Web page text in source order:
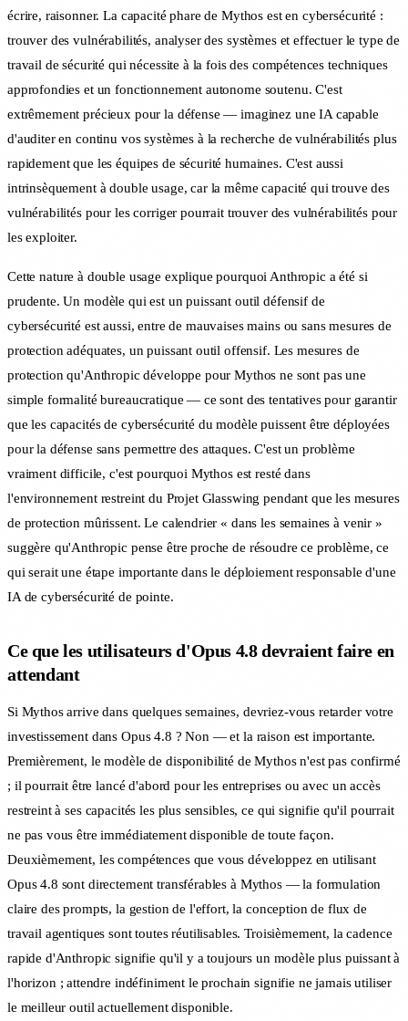
écrire, raisonner. La capacité phare de Mythos est en cybersécurité :
trouver des vulnérabilités, analyser des systèmes et effectuer le type de
travail de sécurité qui nécessite à la fois des compétences techniques
approfondies et un fonctionnement autonome soutenu. C'est
extrêmement précieux pour la défense — imaginez une IA capable
d'auditer en continu vos systèmes à la recherche de vulnérabilités plus
rapidement que les équipes de sécurité humaines. C'est aussi
intrinsèquement à double usage, car la même capacité qui trouve des
vulnérabilités pour les corriger pourrait trouver des vulnérabilités pour
les exploiter.
Cette nature à double usage explique pourquoi Anthropic a été si
prudente. Un modèle qui est un puissant outil défensif de
cybersécurité est aussi, entre de mauvaises mains ou sans mesures de
protection adéquates, un puissant outil offensif. Les mesures de
protection qu'Anthropic développe pour Mythos ne sont pas une
simple formalité bureaucratique — ce sont des tentatives pour garantir
que les capacités de cybersécurité du modèle puissent être déployées
pour la défense sans permettre des attaques. C'est un problème
vraiment difficile, c'est pourquoi Mythos est resté dans
l'environnement restreint du Projet Glasswing pendant que les mesures
de protection mûrissent. Le calendrier « dans les semaines à venir »
suggère qu'Anthropic pense être proche de résoudre ce problème, ce
qui serait une étape importante dans le déploiement responsable d'une
IA de cybersécurité de pointe.
Ce que les utilisateurs d'Opus 4.8 devraient faire en
attendant
Si Mythos arrive dans quelques semaines, devriez-vous retarder votre
investissement dans Opus 4.8 ? Non — et la raison est importante.
Premièrement, le modèle de disponibilité de Mythos n'est pas confirmé
; il pourrait être lancé d'abord pour les entreprises ou avec un accès
restreint à ses capacités les plus sensibles, ce qui signifie qu'il pourrait
ne pas vous être immédiatement disponible de toute façon.
Deuxièmement, les compétences que vous développez en utilisant
Opus 4.8 sont directement transférables à Mythos — la formulation
claire des prompts, la gestion de l'effort, la conception de flux de
travail agentiques sont toutes réutilisables. Troisièmement, la cadence
rapide d'Anthropic signifie qu'il y a toujours un modèle plus puissant à
l'horizon ; attendre indéfiniment le prochain signifie ne jamais utiliser
le meilleur outil actuellement disponible.